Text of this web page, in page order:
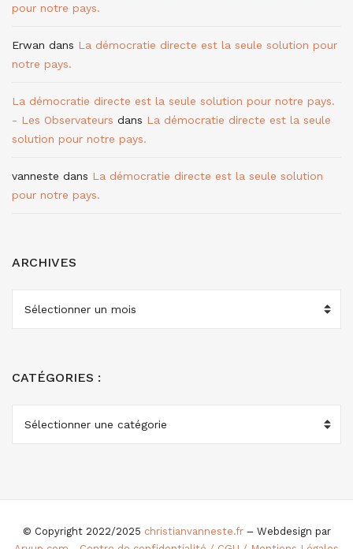
pour notre pays.
Erwan dans La démocratie directe est la seule solution pour
notre pays.
La démocratie directe est la seule solution pour notre pays.
- Les Observateurs dans La démocratie directe est la seule
solution pour notre pays.
vanneste dans La démocratie directe est la seule solution
pour notre pays.
ARCHIVES
ARCHIVES
CATÉGORIES :
CATÉGORIES
© Copyright 2022/2025 christianvanneste.fr– Webdesign par